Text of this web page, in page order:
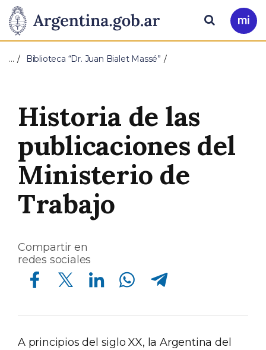
Presidencia
de
Nación
Pasar al contenido principal
Ir
a
Buscar
… Biblioteca “Dr. Juan Bialet Massé”
Historia de las
publicaciones del
Ministerio de
Trabajo
Compartir en
redes sociales
Compartir en Facebook Compartir en Twitter Compartir en Linkedin Compartir en Whatsapp Compartir en Telegram
A principios del siglo XX, la Argentina del